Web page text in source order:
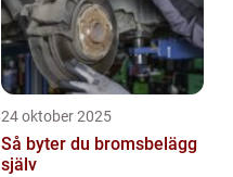
24 oktober 2025
Så byter du bromsbelägg
själv